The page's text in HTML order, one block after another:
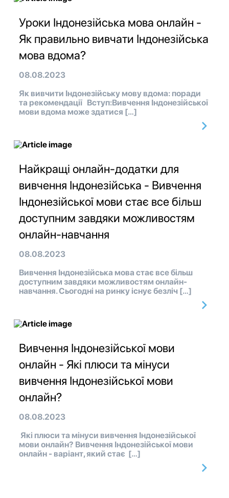
Уроки Індонезійська мова онлайн -
Як правильно вивчати Індонезійська
мова вдома?
08.08.2023
Як вивчити Індонезійську мову вдома: поради
та рекомендації Вступ:Вивчення Індонезійської
мови вдома може здатися […]
Найкращі онлайн-додатки для
вивчення Індонезійська - Вивчення
Індонезійської мови стає все більш
доступним завдяки можливостям
онлайн-навчання
08.08.2023
Вивчення Індонезійська мова стає все більш
доступним завдяки можливостям онлайн-
навчання. Сьогодні на ринку існує безліч […]
Вивчення Індонезійської мови
онлайн - Які плюси та мінуси
вивчення Індонезійської мови
онлайн?
08.08.2023
Які плюси та мінуси вивчення Індонезійської
мови онлайн? Вивчення Індонезійської мови
онлайн - варіант, який стає […]